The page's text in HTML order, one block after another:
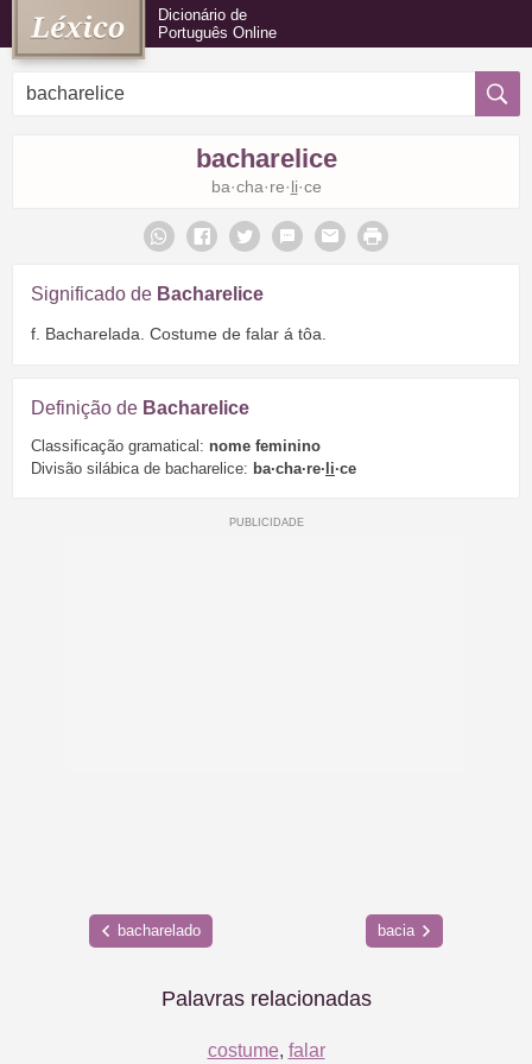
Dicionário de
Português Online
bacharelice
ba·cha·re·li·ce
Significado de Bacharelice
f. Bacharelada. Costume de falar á tôa.
Definição de Bacharelice
Classificação gramatical: nome feminino
Divisão silábica de bacharelice: ba·cha·re·li·ce
bacharelado bacia
Palavras relacionadas
costume, falar